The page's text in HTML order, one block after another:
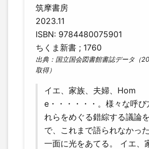
筑摩書房
2023.11
ISBN: 9784480075901
ちくま新書 ; 1760
出典：国立国会図書館書誌データ（
取得）
イエ、家族、夫婦、Hom
e・・・・・・。様々な呼び
れらをめぐる錯綜する議論
で、これまで語られなかっ
一面に光をあてる。 イエ、